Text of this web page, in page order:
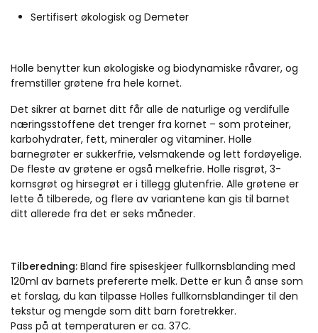
Sertifisert økologisk og Demeter
Holle benytter kun økologiske og biodynamiske råvarer, og
fremstiller grøtene fra hele kornet.
Det sikrer at barnet ditt får alle de naturlige og verdifulle
næringsstoffene det trenger fra kornet – som proteiner,
karbohydrater, fett, mineraler og vitaminer. Holle
barnegrøter er sukkerfrie, velsmakende og lett fordøyelige.
De fleste av grøtene er også melkefrie. Holle risgrøt, 3-
kornsgrøt og hirsegrøt er i tillegg glutenfrie. Alle grøtene er
lette å tilberede, og flere av variantene kan gis til barnet
ditt allerede fra det er seks måneder.
Tilberedning: Bland fire spiseskjeer fullkornsblanding med
120ml av barnets prefererte melk. Dette er kun å anse som
et forslag, du kan tilpasse Holles fullkornsblandinger til den
tekstur og mengde som ditt barn foretrekker.
Pass på at temperaturen er ca. 37C.